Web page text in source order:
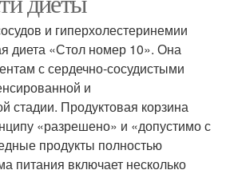
и гиперхолестеринемии
диета «Стол номер 10». Она
с сердечно-сосудистыми
и
стадии. Продуктовая корзина
«разрешено» и «допустимо с
продукты полностью
питания включает несколько